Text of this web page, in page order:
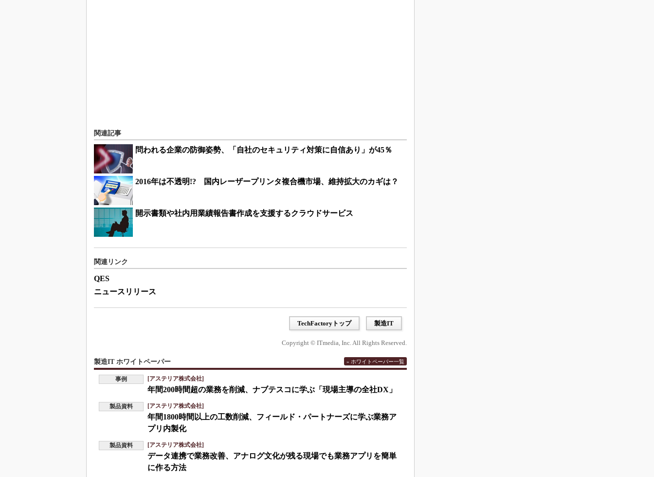
関連記事
問われる企業の防御姿勢、「自社のセキュリティ対策に自信あり」が45％
2016年は不透明!? 国内レーザープリンタ複合機市場、維持拡大のカギは？
開示書類や社内用業績報告書作成を支援するクラウドサービス
関連リンク
QES
ニュースリリース
TechFactoryトップ 製造IT
Copyright © ITmedia, Inc. All Rights Reserved.
製造IT ホワイトペーパー » ホワイトペーパー一覧
事例 [アステリア株式会社]
年間200時間超の業務を削減、ナブテスコに学ぶ「現場主導の全社DX」
製品資料 [アステリア株式会社]
年間1800時間以上の工数削減、フィールド・パートナーズに学ぶ業務ア
プリ内製化
製品資料 [アステリア株式会社]
データ連携で業務改善、アナログ文化が残る現場でも業務アプリを簡単
に作る方法